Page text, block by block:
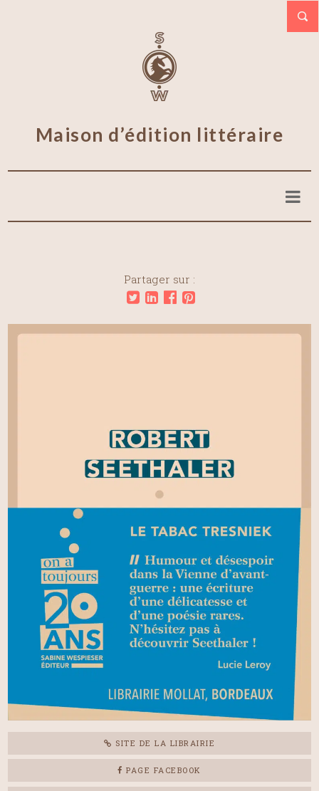
Maison d’édition littéraire
Partager sur :
SITE DE LA LIBRAIRIE
PAGE FACEBOOK